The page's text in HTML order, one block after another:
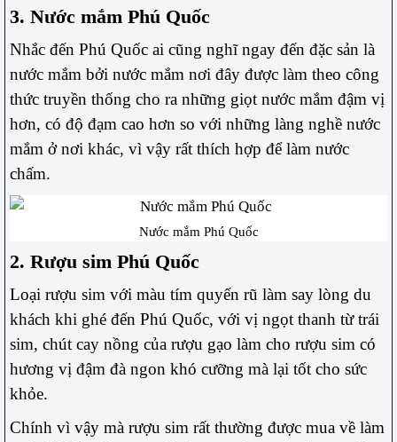
3. Nước mắm Phú Quốc
Nhắc đến Phú Quốc ai cũng nghĩ ngay đến đặc sản là
nước mắm bởi nước mắm nơi đây được làm theo công
thức truyền thống cho ra những giọt nước mắm đậm vị
hơn, có độ đạm cao hơn so với những làng nghề nước
mắm ở nơi khác, vì vậy rất thích hợp để làm nước
chấm.
Nước mắm Phú Quốc
2. Rượu sim Phú Quốc
Loại rượu sim với màu tím quyến rũ làm say lòng du
khách khi ghé đến Phú Quốc, với vị ngọt thanh từ trái
sim, chút cay nồng của rượu gạo làm cho rượu sim có
hương vị đậm đà ngon khó cưỡng mà lại tốt cho sức
khỏe.
Chính vì vậy mà rượu sim rất thường được mua về làm